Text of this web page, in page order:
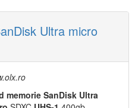
Ultra micro
memorie SanDisk Ultra